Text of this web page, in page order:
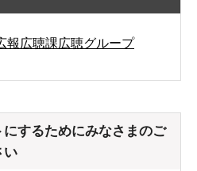
報広聴課広聴グループ
するためにみなさまのご
い